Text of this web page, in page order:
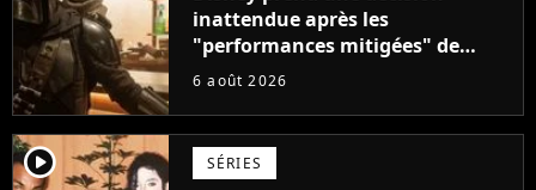
inattendue après les
"performances mitigées" de
Vaiana et The Mandalorian &
6 août 2026
player2 SÉRIES